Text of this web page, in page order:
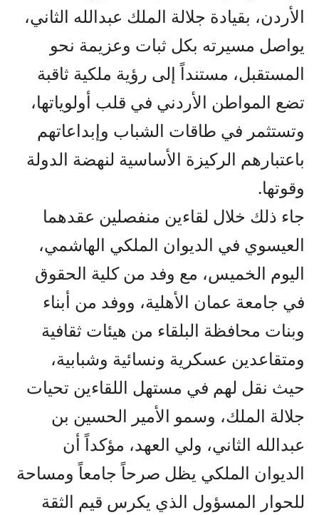
الأردن، بقيادة جلالة الملك عبدالله الثاني،
يواصل مسيرته بكل ثبات وعزيمة نحو
المستقبل، مستنداً إلى رؤية ملكية ثاقبة
تضع المواطن الأردني في قلب أولوياتها،
وتستثمر في طاقات الشباب وإبداعاتهم
باعتبارهم الركيزة الأساسية لنهضة الدولة
وقوتها.
جاء ذلك خلال لقاءين منفصلين عقدهما
العيسوي في الديوان الملكي الهاشمي،
اليوم الخميس، مع وفد من كلية الحقوق
في جامعة عمان الأهلية، ووفد من أبناء
وبنات محافظة البلقاء من هيئات ثقافية
ومتقاعدين عسكرية ونسائية وشبابية،
حيث نقل لهم في مستهل اللقاءين تحيات
جلالة الملك، وسمو الأمير الحسين بن
عبدالله الثاني، ولي العهد، مؤكداً أن
الديوان الملكي يظل صرحاً جامعاً ومساحة
للحوار المسؤول الذي يكرس قيم الثقة